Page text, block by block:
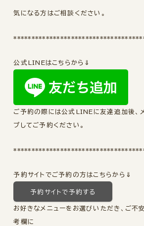
気になる方はご相談ください。
公式LINEはこちらから⇓
ご予約の際には公式LINEに友達追加後、
プしてご予約ください。
予約サイトでご予約の方はこちらから⇓
予約サイトで予約する
お好きなメニューをお選びいただき、ご不
考欄に